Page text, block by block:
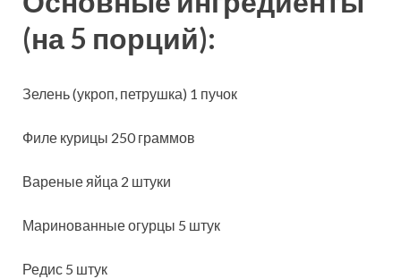
(на 5 порций):
Зелень (укроп, петрушка) 1 пучок
Филе курицы 250 граммов
Вареные яйца 2 штуки
Маринованные огурцы 5 штук
Редис 5 штук